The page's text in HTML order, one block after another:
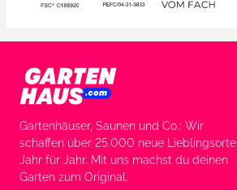
Gartenhäuser, Saunen und Co.: Wir
schaffen über 25.000 neue Lieblingsorte
Jahr für Jahr. Mit uns machst du deinen
Garten zum Original.